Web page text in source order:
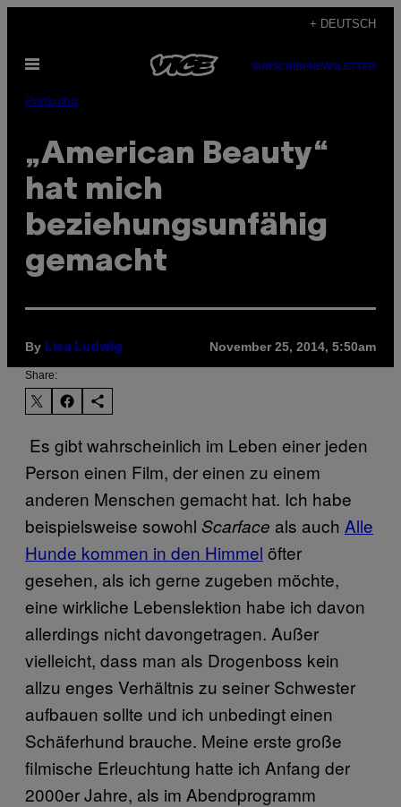
content
+ DEUTSCH
Open
SUBSCRIBENEWSLETTER
Popkultur
„American Beauty“
hat mich
beziehungsunfähig
gemacht
By Lisa Ludwig November 25, 2014, 5:50am
Share:
​ Es gibt wahrscheinlich im Leben einer jeden
Person einen Film, der einen zu einem
anderen Menschen gemacht hat. Ich habe
beispielsweise sowohl Scarface als auch ​Alle
Hunde kommen in den ​Himmel öfter
gesehen, als ich gerne zugeben möchte,
eine wirkliche Lebenslektion habe ich davon
allerdings nicht davongetragen. Außer
vielleicht, dass man als Drogenboss kein
allzu enges Verhältnis zu seiner Schwester
aufbauen sollte und ich unbedingt einen
Schäferhund brauche. Meine erste große
filmische Erleuchtung hatte ich Anfang der
2000er Jahre, als im Abendprogramm